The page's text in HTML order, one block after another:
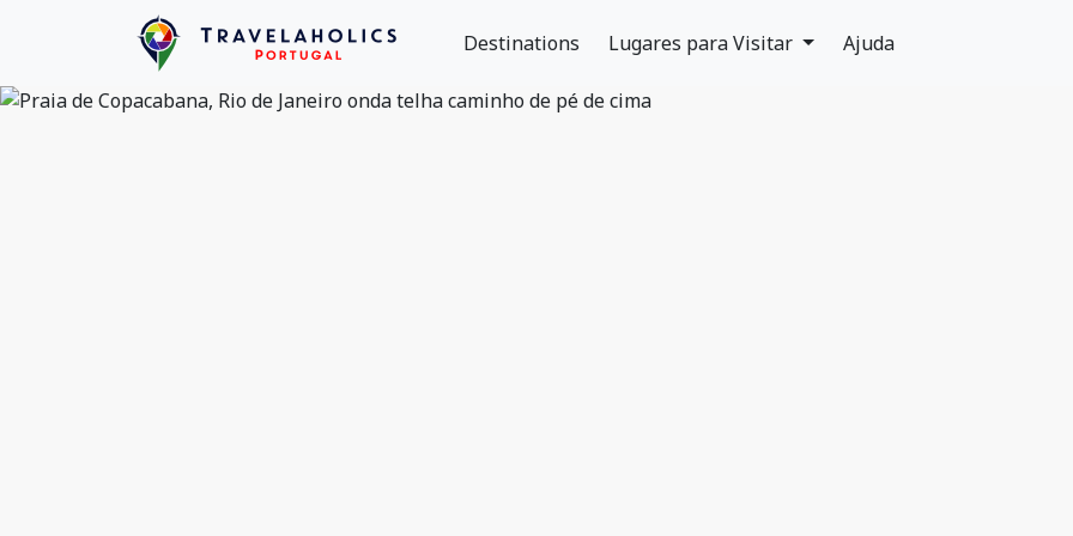
Destinations Lugares para Visitar Ajuda